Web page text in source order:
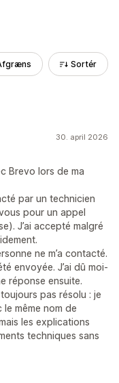
Sortér
30. april 2026
Brevo lors de ma
par un technicien
pour un appel
J’ai accepté malgré
ne m’a contacté.
envoyée. J’ai dû moi-
réponse ensuite.
pas résolu : je
le même nom de
les explications
techniques sans